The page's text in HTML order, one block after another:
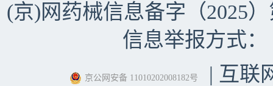
(京)网药械信息备字（2025
信息举报方式：
京公网安备 11010202008182号
| 互联